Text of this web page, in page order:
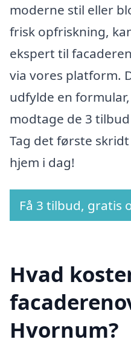
moderne stil eller
frisk opfriskning,
ekspert til
via vores platform.
udfylde en
modtage de 3
Tag det første
hjem i dag!
Få 3 tilbud, gratis
Hvad
Hvornum?